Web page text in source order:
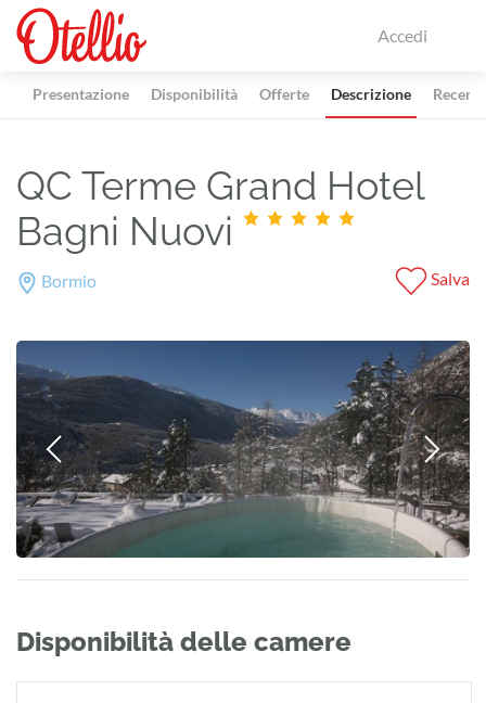
Accedi
Presentazione Disponibilità Offerte Descrizione
QC Terme Grand Hotel
Bagni Nuovi
Bormio Salva
Disponibilità delle camere